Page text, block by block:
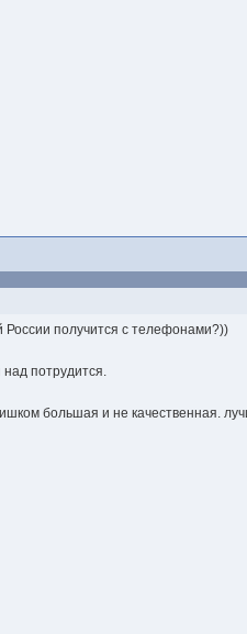
России получится с телефонами?))
потрудится.
большая и не качественная.